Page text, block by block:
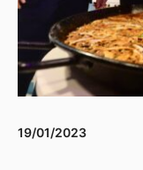
19/01/2023